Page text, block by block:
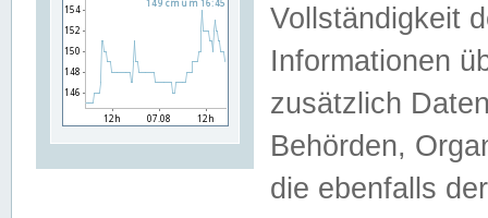
Vollständigkeit
Informationen
zusätzlich
Behörden,
die ebenfalls